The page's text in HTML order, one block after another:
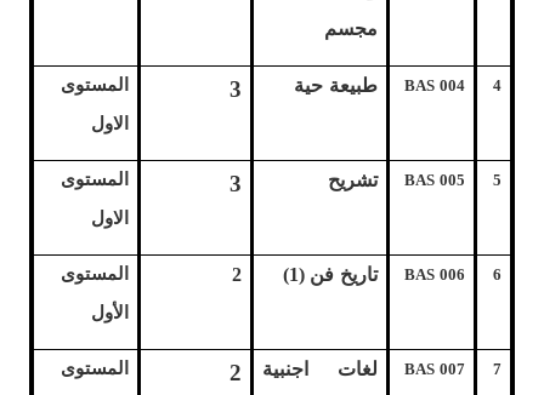
مجسم
4
BAS 004 طبيعة حية 3
المستوى
الاول
5
BAS 005 تشريح 3
المستوى
الاول
6
BAS 006 تاريخ فن (1) 2
المستوى
الأول
7
BAS 007
لغات اجنبية
2
المستوى